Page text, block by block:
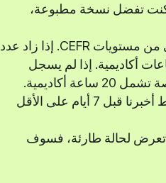
كنت تفضل نسخة مطبوعة،
تم تصميم الدروس الجماعية العامة لتشمل 30 ساعة أكاديمية لكل مستوى من مستويات CEFR. إذا زاد عدد
المجموعة إلى 5-7 طلاب، فسوف نمدد البرنامج بمقدار 10 ساعات أكاديمية. إذا لم يسجل
هل ترغب في التبديل إلى مجموعة أو جدول زمني مختلف؟ لا مشكلة! فقط أخبرنا قبل 7 أيام على الأقل
تعرض لحالة طارئة، فسوف